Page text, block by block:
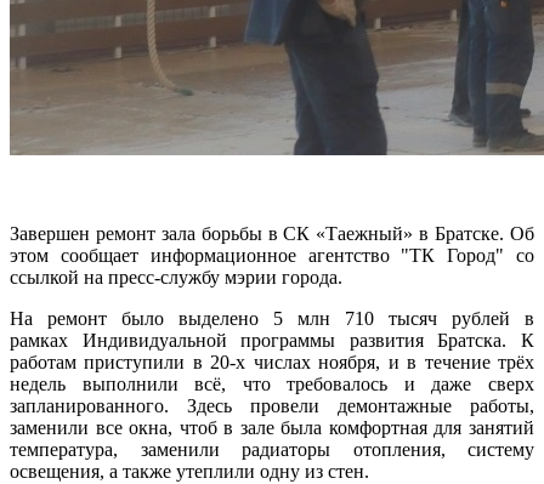
Завершен ремонт зала борьбы в СК «Таежный» в Братске. Об
этом сообщает информационное агентство "ТК Город" со
ссылкой на пресс-службу мэрии города.
На ремонт было выделено 5 млн 710 тысяч рублей в
рамках Индивидуальной программы развития Братска. К
работам приступили в 20-х числах ноября, и в течение трёх
недель выполнили всё, что требовалось и даже сверх
запланированного. Здесь провели демонтажные работы,
заменили все окна, чтоб в зале была комфортная для занятий
температура, заменили радиаторы отопления, систему
освещения, а также утеплили одну из стен.